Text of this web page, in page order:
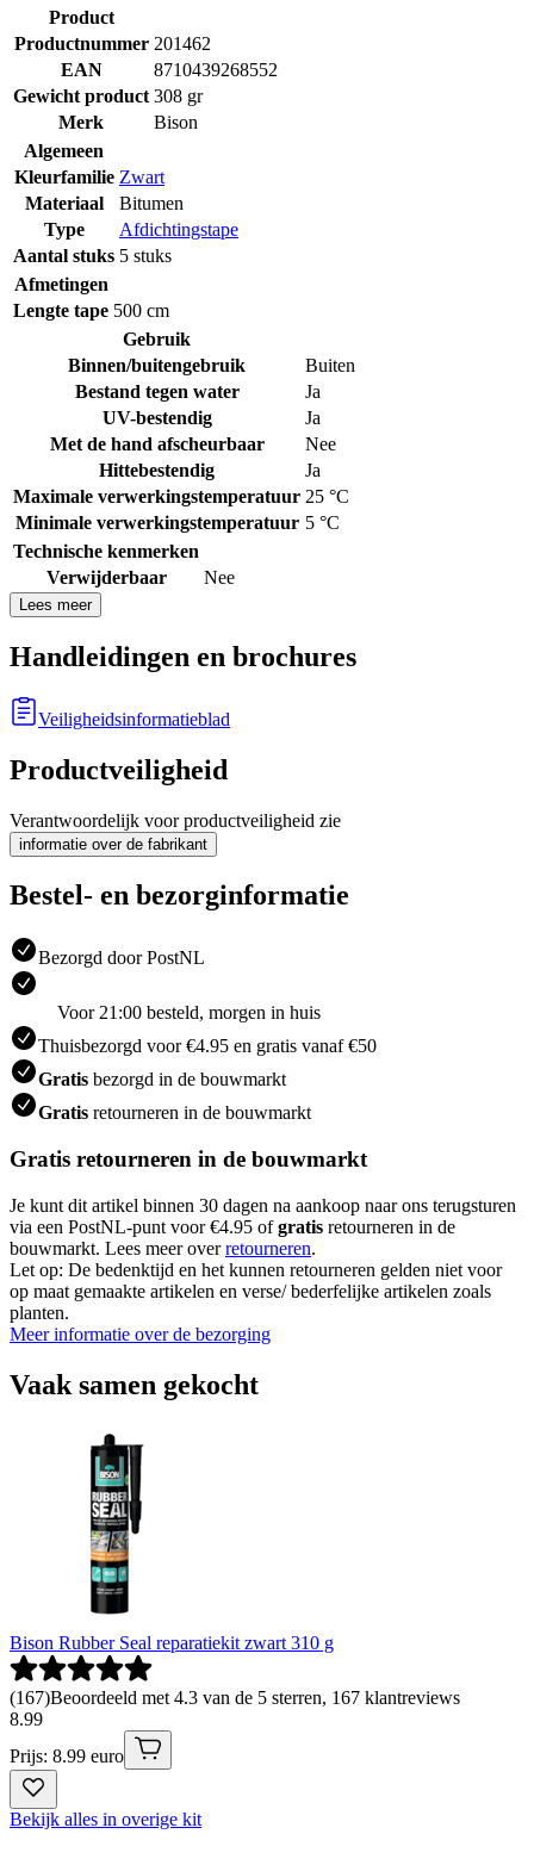
Product
Productnummer 201462
EAN
8710439268552
Gewicht product 308 gr
Merk
Bison
Algemeen
Kleurfamilie Zwart
Materiaal
Bitumen
Type
Afdichtingstape
Aantal stuks 5 stuks
Afmetingen
Lengte tape 500 cm
Gebruik
Binnen/buitengebruik
Buiten
Bestand tegen water
Ja
UV-bestendig
Ja
Met de hand afscheurbaar
Nee
Hittebestendig
Ja
Maximale verwerkingstemperatuur 25 °C
Minimale verwerkingstemperatuur 5 °C
Technische kenmerken
Verwijderbaar
Nee
Lees meer
Handleidingen en brochures
Veiligheidsinformatieblad
Productveiligheid
Verantwoordelijk voor productveiligheid zie
informatie over de fabrikant
Bestel- en bezorginformatie
Bezorgd door PostNL
Voor 21:00 besteld, morgen in huis
Thuisbezorgd voor €4.95 en gratis vanaf €50
Gratis bezorgd in de bouwmarkt
Gratis retourneren in de bouwmarkt
Gratis retourneren in de bouwmarkt
Je kunt dit artikel binnen 30 dagen na aankoop naar ons terugsturen
via een PostNL-punt voor €4.95 ofgratis retourneren in de
bouwmarkt. Lees meer overretourneren.
Let op: De bedenktijd en het kunnen retourneren gelden niet voor
op maat gemaakte artikelen en verse/ bederfelijke artikelen zoals
planten.
Meer informatie over de bezorging
Vaak samen gekocht
Bison Rubber Seal reparatiekit zwart 310 g
(167)Beoordeeld met 4.3 van de 5 sterren, 167 klantreviews
8.99
Prijs: 8.99 euro
Bekijk alles in overige kit